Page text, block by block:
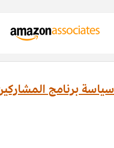
سياسة برنامج